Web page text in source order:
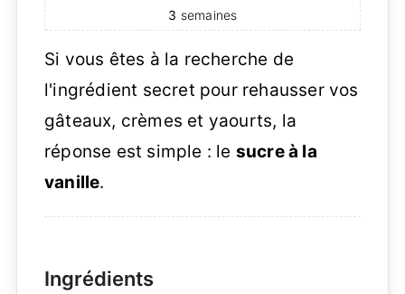
3 semaines
Si vous êtes à la recherche de
l'ingrédient secret pour rehausser vos
gâteaux, crèmes et yaourts, la
réponse est simple : le sucre à la
vanille.
Ingrédients